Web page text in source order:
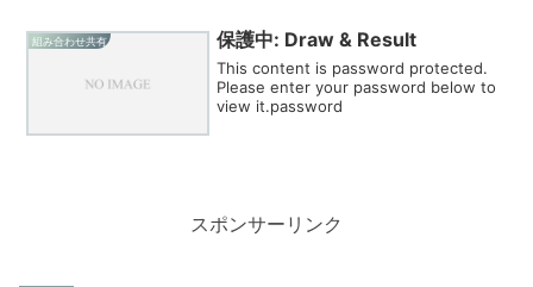
組み合わせ共有 保護中: Draw & Result
This content is password protected.
Please enter your password below to
view it.password
スポンサーリンク